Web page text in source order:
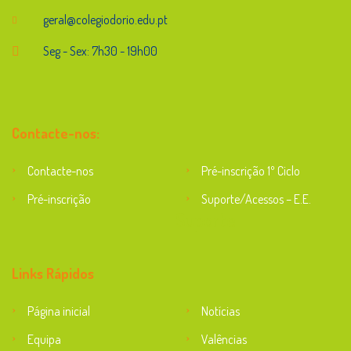
geral@colegiodorio.edu.pt
Seg - Sex: 7h30 - 19h00
Contacte-nos:
Contacte-nos
Pré-inscrição 1º Ciclo
Pré-inscrição
Suporte/Acessos – E.E.
Links Rápidos
Página inicial
Notícias
Equipa
Valências